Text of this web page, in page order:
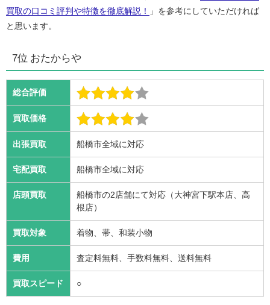
買取の口コミ評判や特徴を徹底解説！
」を参考にしていただければ
と思います。
7位 おたからや
総合評価
買取価格
出張買取 船橋市全域に対応
宅配買取 船橋市全域に対応
店頭買取
船橋市の2店舗にて対応（大神宮下駅本店、高
根店）
買取対象 着物、帯、和装小物
費用 査定料無料、手数料無料、送料無料
買取スピード ○